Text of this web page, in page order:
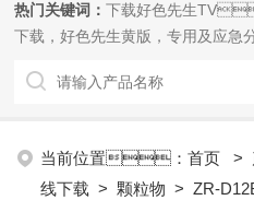
热门关键词：下载好色先生
下载，好色先生黄版，专用及应
当前位置：首页 >
线下载 >颗粒物 > ZR-